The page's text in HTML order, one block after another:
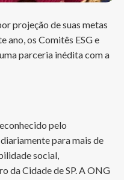
projeção de suas metas
ano, os Comitês ESG e
parceria inédita com a
pelo
para mais de
social,
da Cidade de SP. A ONG